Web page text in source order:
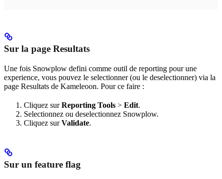
Sur la page Resultats
Une fois Snowplow defini comme outil de reporting pour une
experience, vous pouvez le selectionner (ou le deselectionner) via la
page Resultats de Kameleoon. Pour ce faire :
Cliquez surReporting Tools > Edit.
Selectionnez ou deselectionnez Snowplow.
Cliquez surValidate.
Sur un feature flag